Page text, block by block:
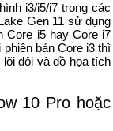
i3/i5/i7 trong các
Gen 11 sử dụng
Core i5 hay Core i7
bản Core i3 thì
đôi và đồ họa tích
10 Pro hoặc